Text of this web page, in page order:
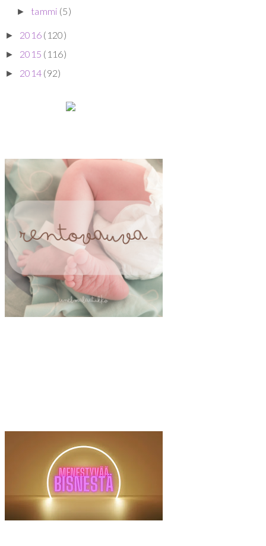
► tammi (5)
► 2016 (120)
► 2015 (116)
► 2014 (92)